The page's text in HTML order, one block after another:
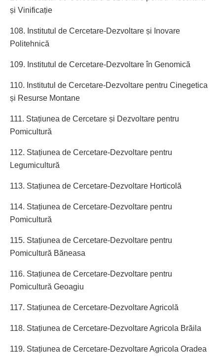
și Vinificație
108. Institutul de Cercetare-Dezvoltare și Inovare
Politehnică
109. Institutul de Cercetare-Dezvoltare în Genomică
110. Institutul de Cercetare-Dezvoltare pentru Cinegetica
și Resurse Montane
111. Stațiunea de Cercetare și Dezvoltare pentru
Pomicultură
112. Stațiunea de Cercetare-Dezvoltare pentru
Legumicultură
113. Stațiunea de Cercetare-Dezvoltare Horticolă
114. Stațiunea de Cercetare-Dezvoltare pentru
Pomicultură
115. Stațiunea de Cercetare-Dezvoltare pentru
Pomicultură Băneasa
116. Stațiunea de Cercetare-Dezvoltare pentru
Pomicultură Geoagiu
117. Stațiunea de Cercetare-Dezvoltare Agricolă
118. Stațiunea de Cercetare-Dezvoltare Agricola Brăila
119. Stațiunea de Cercetare-Dezvoltare Agricola Oradea